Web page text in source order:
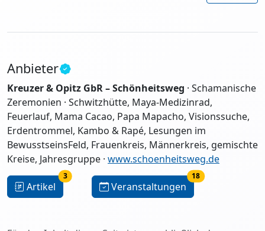
Anbieter
Kreuzer & Opitz GbR – Schönheitsweg · Schamanische
Zeremonien · Schwitzhütte, Maya-Medizinrad,
Feuerlauf, Mama Cacao, Papa Mapacho, Visionssuche,
Erdentrommel, Kambo & Rapé, Lesungen im
BewusstseinsFeld, Frauenkreis, Männerkreis, gemischte
Kreise, Jahresgruppe · www.schoenheitsweg.de
Artikel
3
Veranstaltungen
18